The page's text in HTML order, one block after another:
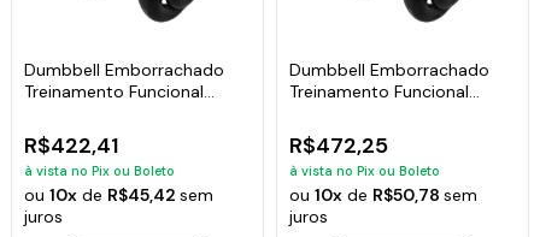
Dumbbell Emborrachado
Treinamento Funcional
R$422,41
à vista no Pix ou Boleto
ou10x de R$45,42sem
juros
Dumbbell Emborrachado
Treinamento Funcional
R$472,25
à vista no Pix ou Boleto
ou 10xde R$50,78 sem
juros